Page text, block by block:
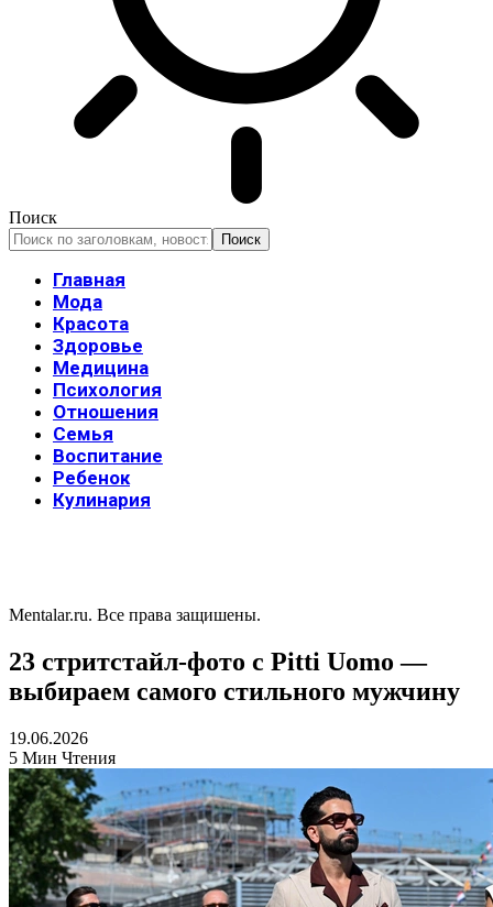
Поиск
Главная
Мода
Красота
Здоровье
Медицина
Психология
Отношения
Семья
Воспитание
Ребенок
Кулинария
Mentalar.ru. Все права защишены.
23 стритстайл-фото с Pitti Uomo —
выбираем самого стильного мужчину
19.06.2026
5 Мин Чтения